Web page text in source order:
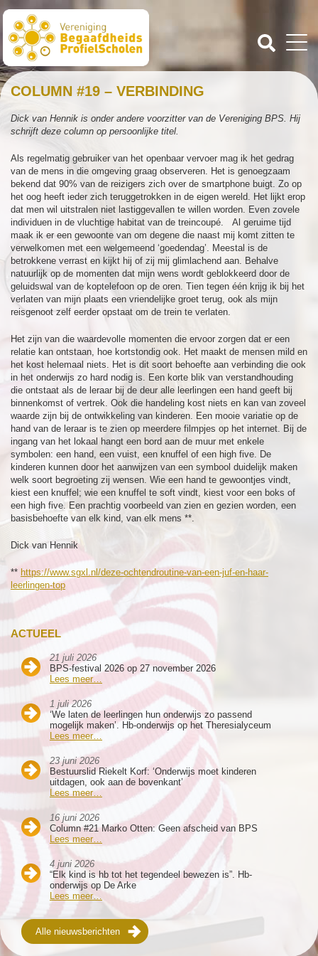
ACTUEEL
21 juli 2026
BPS-festival 2026 op 27 november 2026
Lees meer…
1 juli 2026
‘We laten de leerlingen hun onderwijs zo passend
mogelijk maken’. Hb-onderwijs op het Theresialyceum
Lees meer…
23 juni 2026
Bestuurslid Riekelt Korf: ‘Onderwijs moet kinderen
uitdagen, ook aan de bovenkant’
Lees meer…
16 juni 2026
Column #21 Marko Otten: Geen afscheid van BPS
Lees meer…
4 juni 2026
“Elk kind is hb tot het tegendeel bewezen is”. Hb-
onderwijs op De Arke
Lees meer…
Alle nieuwsberichten
COLUMN #19 – VERBINDING
Dick van Hennik is onder andere voorzitter van de Vereniging BPS. Hij
schrijft deze column op persoonlijke titel.
Als regelmatig gebruiker van het openbaar vervoer mag ik het gedrag
van de mens in die omgeving graag observeren. Het is genoegzaam
bekend dat 90% van de reizigers zich over de smartphone buigt. Zo op
het oog heeft ieder zich teruggetrokken in de eigen wereld. Het lijkt erop
dat men wil uitstralen niet lastiggevallen te willen worden. Even zovele
individuen in de vluchtige habitat van de treincoupé. Al geruime tijd
maak ik er een gewoonte van om degene die naast mij komt zitten te
verwelkomen met een welgemeend ‘goedendag’. Meestal is de
betrokkene verrast en kijkt hij of zij mij glimlachend aan. Behalve
natuurlijk op de momenten dat mijn wens wordt geblokkeerd door de
geluidswal van de koptelefoon op de oren. Tien tegen één krijg ik bij het
verlaten van mijn plaats een vriendelijke groet terug, ook als mijn
reisgenoot zelf eerder opstaat om de trein te verlaten.
Het zijn van die waardevolle momenten die ervoor zorgen dat er een
relatie kan ontstaan, hoe kortstondig ook. Het maakt de mensen mild en
het kost helemaal niets. Het is dit soort behoefte aan verbinding die ook
in het onderwijs zo hard nodig is. Een korte blik van verstandhouding
die ontstaat als de leraar bij de deur alle leerlingen een hand geeft bij
binnenkomst of vertrek. Ook die handeling kost niets en kan van zoveel
waarde zijn bij de ontwikkeling van kinderen. Een mooie variatie op de
hand van de leraar is te zien op meerdere filmpjes op het internet. Bij de
ingang van het lokaal hangt een bord aan de muur met enkele
symbolen: een hand, een vuist, een knuffel of een high five. De
kinderen kunnen door het aanwijzen van een symbool duidelijk maken
welk soort begroeting zij wensen. Wie een hand te gewoontjes vindt,
kiest een knuffel; wie een knuffel te soft vindt, kiest voor een boks of
een high five. Een prachtig voorbeeld van zien en gezien worden, een
basisbehoefte van elk kind, van elk mens **.
Dick van Hennik
** https://www.sgxl.nl/deze-ochtendroutine-van-een-juf-en-haar-
leerlingen-top